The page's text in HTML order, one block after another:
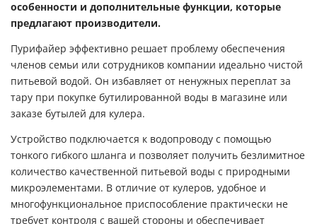
особенности и дополнительные функции, которые
предлагают производители.
Пурифайер эффективно решает проблему обеспечения
членов семьи или сотрудников компании идеально чистой
питьевой водой. Он избавляет от ненужных переплат за
тару при покупке бутилированной воды в магазине или
заказе бутылей для кулера.
Устройство подключается к водопроводу с помощью
тонкого гибкого шланга и позволяет получить безлимитное
количество качественной питьевой воды с природными
микроэлементами. В отличие от кулеров, удобное и
многофункциональное приспособление практически не
требует контроля с вашей стороны и обеспечивает